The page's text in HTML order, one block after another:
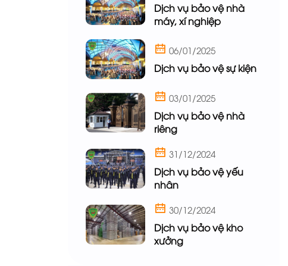
Dịch vụ bảo vệ nhà
máy, xí nghiệp
06/01/2025
Dịch vụ bảo vệ sự kiện
03/01/2025
Dịch vụ bảo vệ nhà
riêng
31/12/2024
Dịch vụ bảo vệ yếu
nhân
30/12/2024
Dịch vụ bảo vệ kho
xưởng